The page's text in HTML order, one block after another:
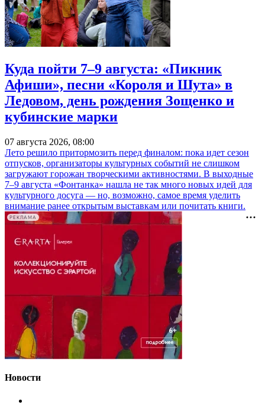
Куда пойти 7–9 августа: «Пикник
Афиши», песни «Короля и Шута» в
Ледовом, день рождения Зощенко и
кубинские марки
07 августа 2026, 08:00
Лето решило притормозить перед финалом: пока идет сезон
отпусков, организаторы культурных событий не слишком
загружают горожан творческими активностями. В выходные
7–9 августа «Фонтанка» нашла не так много новых идей для
культурного досуга — но, возможно, самое время уделить
внимание ранее открытым выставкам или почитать книги.
РЕКЛАМА
Новости